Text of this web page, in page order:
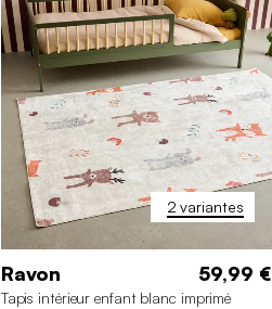
2 variantes
Ravon 59,99 €
Tapis intérieur enfant blanc imprimé